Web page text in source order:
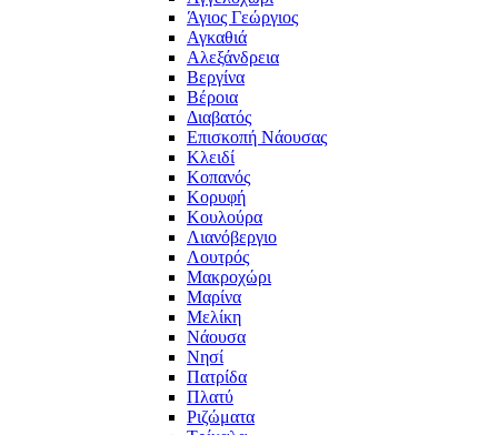
Άγιος Γεώργιος
Αγκαθιά
Αλεξάνδρεια
Βεργίνα
Βέροια
Διαβατός
Επισκοπή Νάουσας
Κλειδί
Κοπανός
Κορυφή
Κουλούρα
Λιανόβεργιο
Λουτρός
Μακροχώρι
Μαρίνα
Μελίκη
Νάουσα
Νησί
Πατρίδα
Πλατύ
Ριζώματα